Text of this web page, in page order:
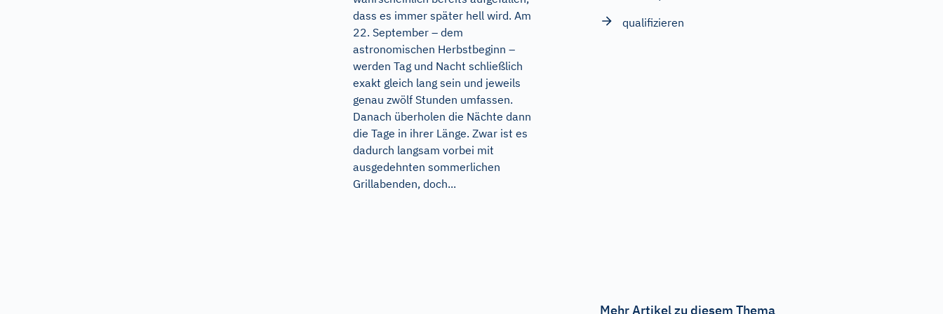
dass es immer später hell wird. Am
22. September – dem
astronomischen Herbstbeginn –
werden Tag und Nacht schließlich
exakt gleich lang sein und jeweils
genau zwölf Stunden umfassen.
Danach überholen die Nächte dann
die Tage in ihrer Länge. Zwar ist es
dadurch langsam vorbei mit
ausgedehnten sommerlichen
Grillabenden, doch...
qualifizieren
Mehr Artikel zu diesem Thema